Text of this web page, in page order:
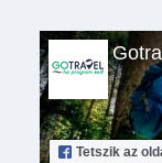
Tetszik az